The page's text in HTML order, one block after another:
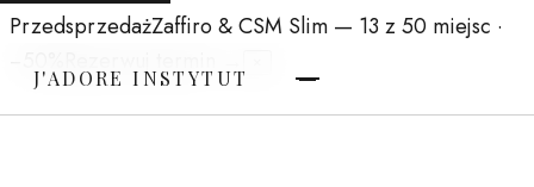
PrzedsprzedażZaffiro & CSM Slim — 13 z 50 miejsc ·
J'ADORE INSTYTUT